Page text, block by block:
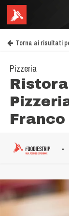
Torna ai risultati
Pizzeria
Franco
-